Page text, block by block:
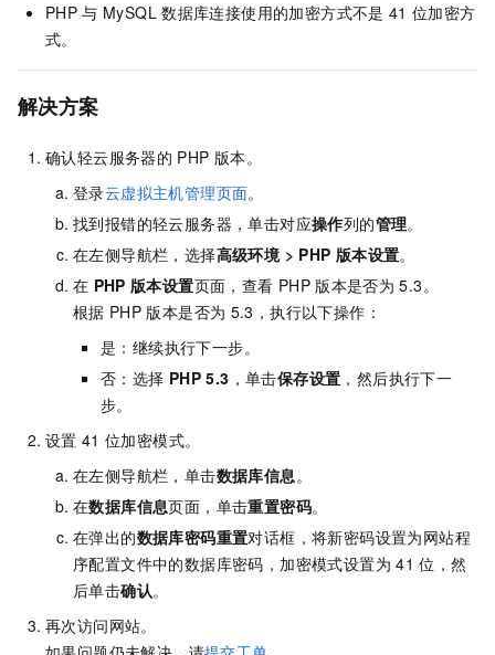
PHP 与 MySQL 数据库连接使用的加密方式不是 41 位加密方
式。
解决方案
确认轻云服务器的 PHP 版本。
登录云虚拟主机管理页面。
找到报错的轻云服务器，单击对应操作列的管理。
在左侧导航栏，选择高级环境> PHP 版本设置。
在 PHP 版本设置页面，查看 PHP 版本是否为 5.3。
根据 PHP 版本是否为 5.3，执行以下操作：
是：继续执行下一步。
否：选择 PHP 5.3 ，单击保存设置 ，然后执行下一
步。
设置 41 位加密模式。
在左侧导航栏，单击数据库信息。
在数据库信息页面，单击重置密码。
在弹出的数据库密码重置对话框，将新密码设置为网站程
序配置文件中的数据库密码，加密模式设置为 41 位，然
后单击确认。
再次访问网站。